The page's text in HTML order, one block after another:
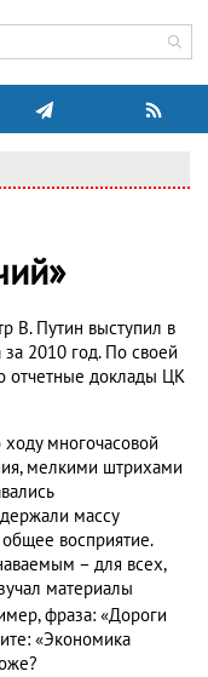
В. Путин выступил в
2010 год. По своей
отчетные доклады ЦК
многочасовой
мелкими штрихами
массу
восприятие.
– для всех,
материалы
фраза: «Дороги
«Экономика